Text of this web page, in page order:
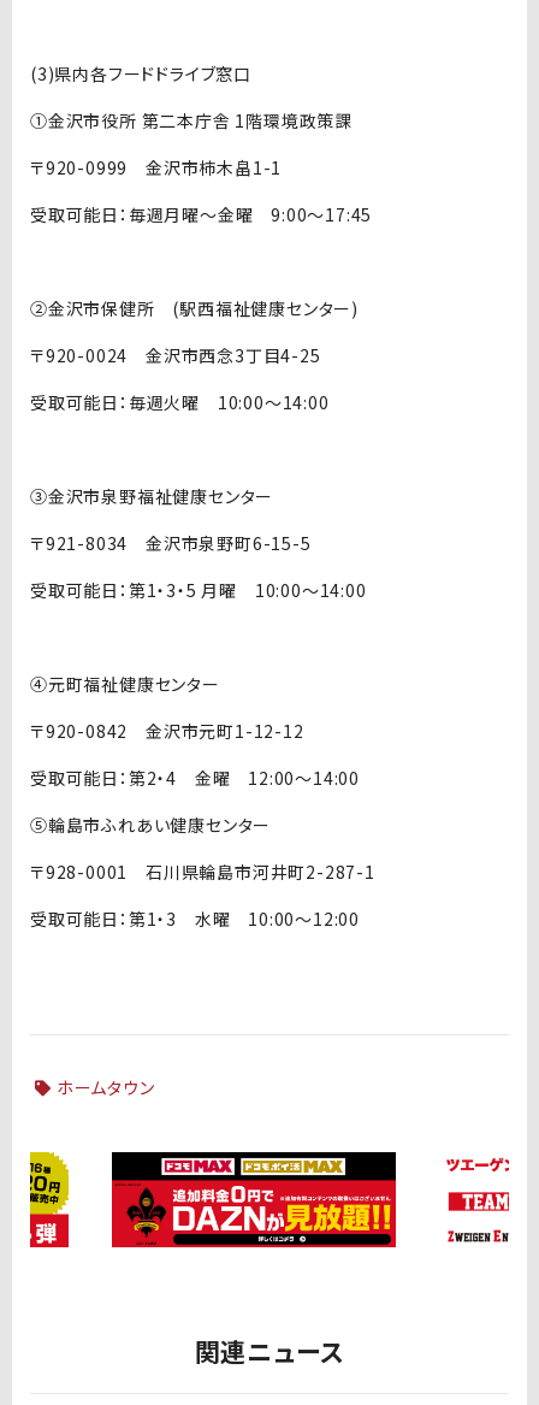
(3)県内各フードドライブ窓口
①金沢市役所 第二本庁舎 1階環境政策課
〒920-0999 金沢市柿木畠1-1
受取可能日：毎週月曜～金曜 9:00～17:45
②金沢市保健所 (駅西福祉健康センター)
〒920-0024 金沢市西念3丁目4-25
受取可能日：毎週火曜 10:00～14:00
③金沢市泉野福祉健康センター
〒921-8034 金沢市泉野町6-15-5
受取可能日：第1・3・5 月曜 10:00～14:00
④元町福祉健康センター
〒920-0842 金沢市元町1-12-12
受取可能日：第2・4 金曜 12:00～14:00
⑤輪島市ふれあい健康センター
〒928-0001 石川県輪島市河井町2-287-1
受取可能日：第1・3 水曜 10:00～12:00
ホームタウン
関連ニュース